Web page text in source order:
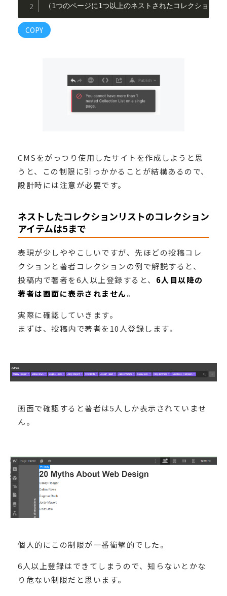
（1つのページに1つ以上のネストされたコレクション
COPY
CMSをがっつり使用したサイトを作成しようと思
うと、この制限に引っかかることが結構あるので、
設計時には注意が必要です。
ネストしたコレクションリストのコレクション
アイテムは5まで
表現が少しややこしいですが、先ほどの投稿コレ
クションと著者コレクションの例で解説すると、
投稿内で著者を6人以上登録すると、 6人目以降の
著者は画面に表示されません。
実際に確認していきます。
まずは、投稿内で著者を10人登録します。
画面で確認すると著者は5人しか表示されていませ
ん。
個人的にこの制限が一番衝撃的でした。
6人以上登録はできてしまうので、知らないとかな
り危ない制限だと思います。